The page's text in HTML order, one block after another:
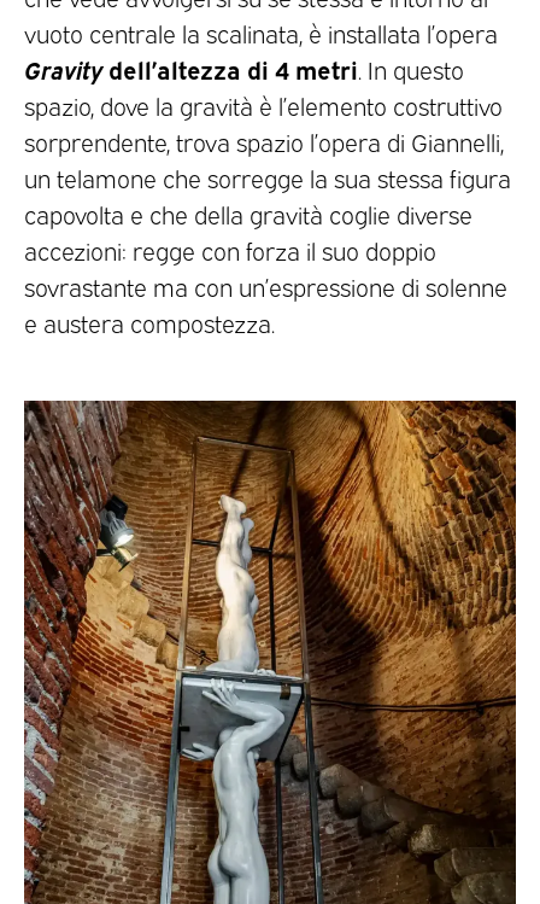
vuoto centrale la scalinata, è installata l’opera
Gravity dell’altezza di 4 metri. In questo
spazio, dove la gravità è l’elemento costruttivo
sorprendente, trova spazio l’opera di Giannelli,
un telamone che sorregge la sua stessa figura
capovolta e che della gravità coglie diverse
accezioni: regge con forza il suo doppio
sovrastante ma con un’espressione di solenne
e austera compostezza.